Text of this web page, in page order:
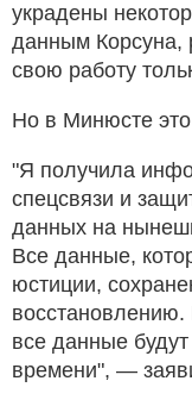
украдены
данным Корсуна,
свою работу
Но в Минюсте
"Я получила
спецсвязи и
данных на
Все данные,
юстиции,
восстановлению.
все данные
времени", —